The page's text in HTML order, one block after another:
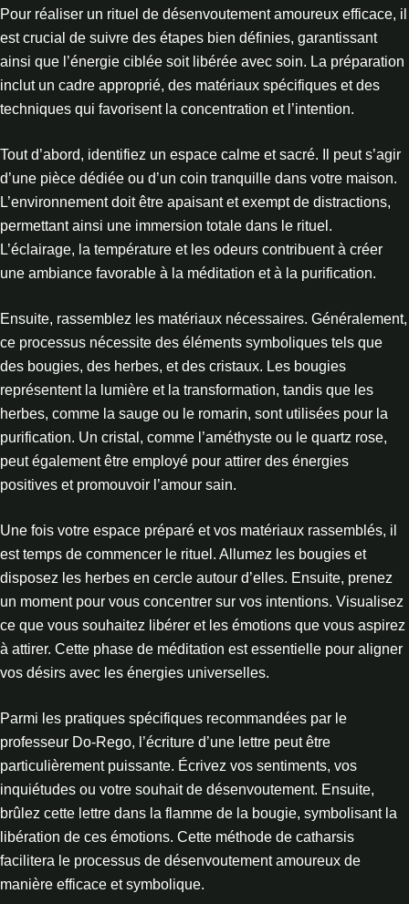
Pour réaliser un rituel de désenvoutement amoureux efficace, il
est crucial de suivre des étapes bien définies, garantissant
ainsi que l’énergie ciblée soit libérée avec soin. La préparation
inclut un cadre approprié, des matériaux spécifiques et des
techniques qui favorisent la concentration et l’intention.
Tout d’abord, identifiez un espace calme et sacré. Il peut s’agir
d’une pièce dédiée ou d’un coin tranquille dans votre maison.
L’environnement doit être apaisant et exempt de distractions,
permettant ainsi une immersion totale dans le rituel.
L’éclairage, la température et les odeurs contribuent à créer
une ambiance favorable à la méditation et à la purification.
Ensuite, rassemblez les matériaux nécessaires. Généralement,
ce processus nécessite des éléments symboliques tels que
des bougies, des herbes, et des cristaux. Les bougies
représentent la lumière et la transformation, tandis que les
herbes, comme la sauge ou le romarin, sont utilisées pour la
purification. Un cristal, comme l’améthyste ou le quartz rose,
peut également être employé pour attirer des énergies
positives et promouvoir l’amour sain.
Une fois votre espace préparé et vos matériaux rassemblés, il
est temps de commencer le rituel. Allumez les bougies et
disposez les herbes en cercle autour d’elles. Ensuite, prenez
un moment pour vous concentrer sur vos intentions. Visualisez
ce que vous souhaitez libérer et les émotions que vous aspirez
à attirer. Cette phase de méditation est essentielle pour aligner
vos désirs avec les énergies universelles.
Parmi les pratiques spécifiques recommandées par le
professeur Do-Rego, l’écriture d’une lettre peut être
particulièrement puissante. Écrivez vos sentiments, vos
inquiétudes ou votre souhait de désenvoutement. Ensuite,
brûlez cette lettre dans la flamme de la bougie, symbolisant la
libération de ces émotions. Cette méthode de catharsis
facilitera le processus de désenvoutement amoureux de
manière efficace et symbolique.